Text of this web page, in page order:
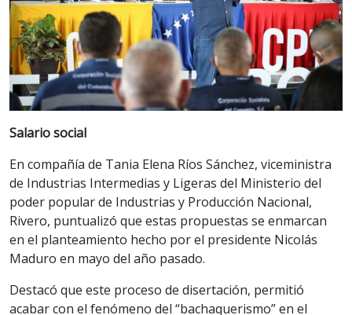
Salario social
En compañía de Tania Elena Ríos Sánchez, viceministra
de Industrias Intermedias y Ligeras del Ministerio del
poder popular de Industrias y Producción Nacional,
Rivero, puntualizó que estas propuestas se enmarcan
en el planteamiento hecho por el presidente Nicolás
Maduro en mayo del año pasado.
Destacó que este proceso de disertación, permitió
acabar con el fenómeno del “bachaquerismo” en el